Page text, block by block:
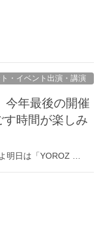
・イベント出演・講演
今年最後の開催
時間が楽しみ
明日は「YOROZ …